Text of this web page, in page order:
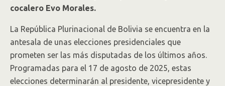
cocalero Evo Morales.
La República Plurinacional de Bolivia se encuentra en la
antesala de unas elecciones presidenciales que
prometen ser las más disputadas de los últimos años.
Programadas para el 17 de agosto de 2025, estas
elecciones determinarán al presidente, vicepresidente y